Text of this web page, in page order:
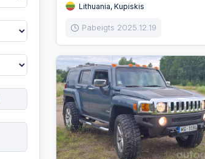
Lithuania, Kupiskis
Pabeigts 2025.12.19